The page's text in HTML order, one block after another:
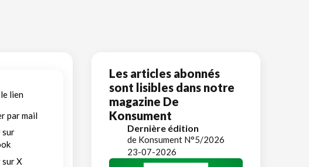
lien
par mail
sur
sur X
Les articles abonnés
sont lisibles dans notre
magazine De
Konsument
Dernière édition
de Konsument N°5/2026
23-07-2026